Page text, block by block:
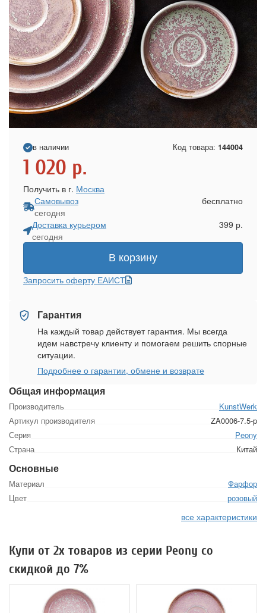
Общая информация
Производитель
KunstWerk
Артикул производителя
ZA0006-7.5-p
Серия
Peony
Страна
Китай
Основные
Материал
Фарфор
Цвет
розовый
все характеристики
в наличии Код товара: 144004
1 020 р.
Получить в г. Москва
Самовывоз
сегодня
бесплатно
Доставка курьером
сегодня
399 р.
В корзину
Запросить оферту ЕАИСТ
Гарантия
На каждый товар действует гарантия. Мы всегда
идем навстречу клиенту и помогаем решить спорные
ситуации.
Подробнее о гарантии, обмене и возврате
Купи от 2х товаров из серии Peony со
скидкой до 7%